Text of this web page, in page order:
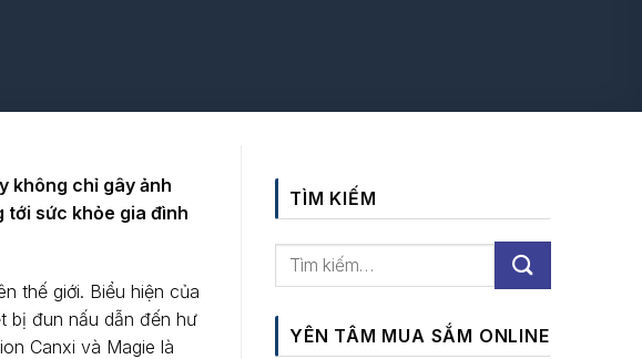
không chỉ gây ảnh
tới sức khỏe gia đình
thế giới. Biểu hiện của
bị đun nấu dẫn đến hư
Canxi và Magie là
TÌM KIẾM
YÊN TÂM MUA SẮM ONLINE